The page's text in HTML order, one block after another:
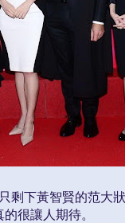
剩下黃智賢的范大
很讓人期待。